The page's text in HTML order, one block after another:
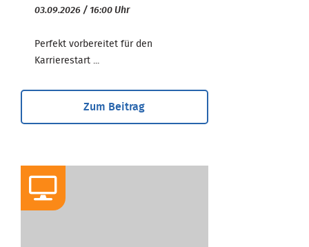
03.09.2026 / 16:00 Uhr
Perfekt vorbereitet für den
Karrierestart ...
Zum Beitrag